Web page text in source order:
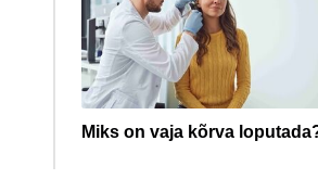
Miks on vaja kõrva